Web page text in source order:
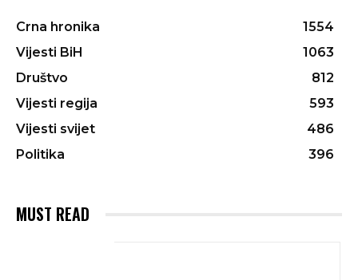
Crna hronika
1554
Vijesti BiH
1063
Društvo
812
Vijesti regija
593
Vijesti svijet
486
Politika
396
MUST READ